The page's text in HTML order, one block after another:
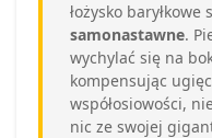
łożysko baryłkowe
samonastawne.
wychylać się na
kompensując
współosiowości,
nic ze swojej